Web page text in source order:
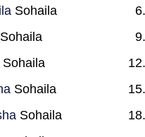
Sohaila
Sohaila
Sohaila